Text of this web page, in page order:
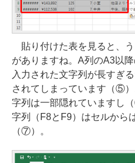
貼り付けた表を見ると、
がありますね。A列のA3以
入力された文字列が長すぎ
されてしまっています（⑤
字列は一部隠れていますし
字列（F8とF9）はセルから
（⑦）。